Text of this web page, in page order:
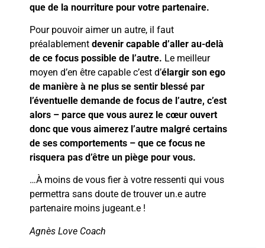
que de la nourriture pour votre partenaire.
Pour pouvoir aimer un autre, il faut
préalablement devenir capable d’aller au-delà
de ce focus possible de l’autre. Le meilleur
moyen d’en être capable c’est d’élargir son ego
de manière à ne plus se sentir blessé par
l’éventuelle demande de focus de l’autre, c’est
alors – parce que vous aurez le cœur ouvert
donc que vous aimerez l’autre malgré certains
de ses comportements – que ce focus ne
risquera pas d’être un piège pour vous.
…À moins de vous fier à votre ressenti qui vous
permettra sans doute de trouver un.e autre
partenaire moins jugeant.e !
Agnès Love Coach